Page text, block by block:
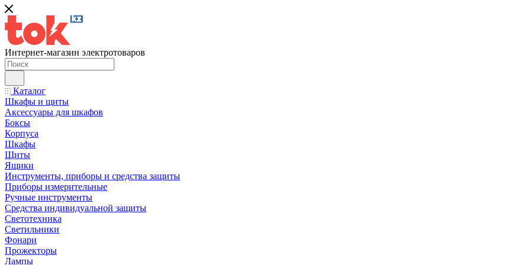
Интернет-магазин электротоваров
Каталог
Шкафы и щиты
Аксессуары для шкафов
Боксы
Корпуса
Шкафы
Щиты
Ящики
Инструменты, приборы и средства защиты
Приборы измерительные
Ручные инструменты
Средства индивидуальной защиты
Светотехника
Светильники
Фонари
Прожекторы
Лампы